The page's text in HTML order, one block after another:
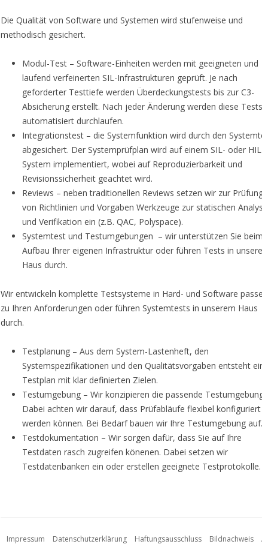
Die Qualität von Software und Systemen wird stufenweise und
methodisch gesichert.
Modul-Test – Software-Einheiten werden mit geeigneten und
laufend verfeinerten SIL-Infrastrukturen geprüft. Je nach
geforderter Testtiefe werden Überdeckungstests bis zur C3-
Absicherung erstellt. Nach jeder Änderung werden diese Tests
automatisiert durchlaufen.
Integrationstest – die Systemfunktion wird durch den
abgesichert. Der Systemprüfplan wird auf einem SIL- oder
System implementiert, wobei auf Reproduzierbarkeit und
Revisionssicherheit geachtet wird.
Reviews – neben traditionellen Reviews setzen wir zur
von Richtlinien und Vorgaben Werkzeuge zur statischen
und Verifikation ein (z.B. QAC, Polyspace).
Systemtest und Testumgebungen – wir unterstützen Sie beim
Aufbau Ihrer eigenen Infrastruktur oder führen Tests in
Haus durch.
Wir entwickeln komplette Testsysteme in Hard- und Software
zu Ihren Anforderungen oder führen Systemtests in unserem Haus
durch.
Testplanung – Aus dem System-Lastenheft, den
Systemspezifikationen und den Qualitätsvorgaben entsteht
Testplan mit klar definierten Zielen.
Testumgebung – Wir konzipieren die passende
Dabei achten wir darauf, dass Prüfabläufe flexibel konfiguriert
werden können. Bei Bedarf bauen wir Ihre Testumgebung auf.
Testdokumentation – Wir sorgen dafür, dass Sie auf Ihre
Testdaten rasch zugreifen könenen. Dabei setzen wir
Testdatenbanken ein oder erstellen geeignete Testprotokolle.
Impressum Datenschutzerklärung Haftungsausschluss Bildnachweis